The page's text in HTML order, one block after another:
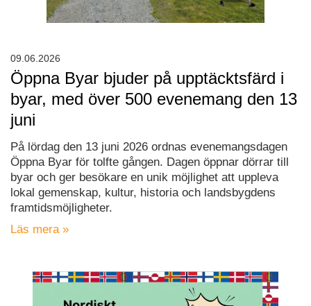
Öppna Byar bjuder på upptäcktsfärd i
byar, med över 500 evenemang den 13
juni
På lördag den 13 juni 2026 ordnas evenemangsdagen
Öppna Byar för tolfte gången. Dagen öppnar dörrar till
byar och ger besökare en unik möjlighet att uppleva
lokal gemenskap, kultur, historia och landsbygdens
framtidsmöjligheter.
Läs mera »
09.06.2026